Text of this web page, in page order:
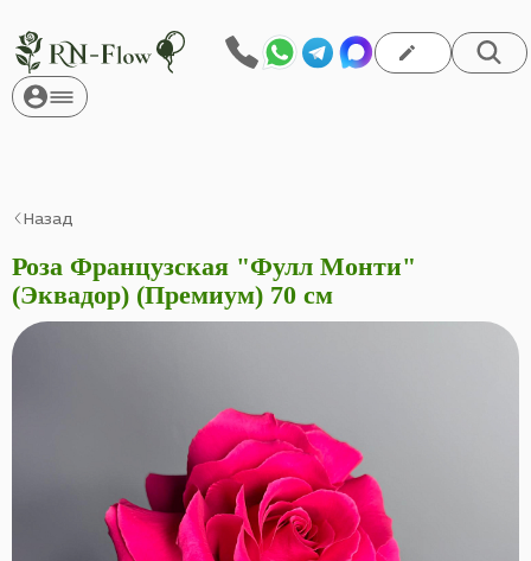
Назад
Роза Французская "Фулл Монти"
(Эквадор) (Премиум) 70 см